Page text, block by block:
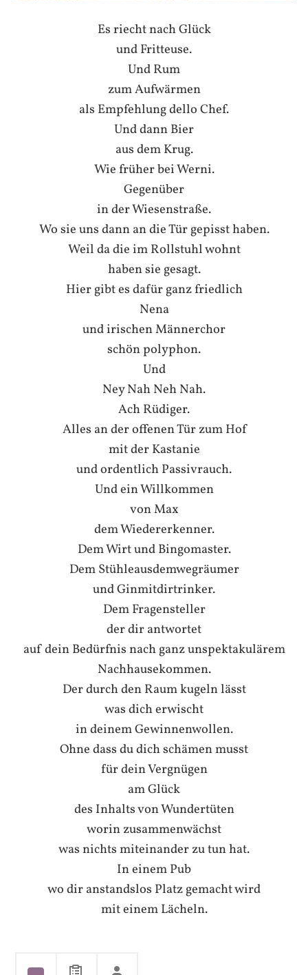
Es riecht nach Glück
und Fritteuse.
Und Rum
zum Aufwärmen
als Empfehlung dello Chef.
Und dann Bier
aus dem Krug.
Wie früher bei Werni.
Gegenüber
in der Wiesenstraße.
Wo sie uns dann an die Tür gepisst haben.
Weil da die im Rollstuhl wohnt
haben sie gesagt.
Hier gibt es dafür ganz friedlich
Nena
und irischen Männerchor
schön polyphon.
Und
Ney Nah Neh Nah.
Ach Rüdiger.
Alles an der offenen Tür zum Hof
mit der Kastanie
und ordentlich Passivrauch.
Und ein Willkommen
von Max
dem Wiedererkenner.
Dem Wirt und Bingomaster.
Dem Stühleausdemwegräumer
und Ginmitdirtrinker.
Dem Fragensteller
der dir antwortet
auf dein Bedürfnis nach ganz unspektakulärem
Nachhausekommen.
Der durch den Raum kugeln lässt
was dich erwischt
in deinem Gewinnenwollen.
Ohne dass du dich schämen musst
für dein Vergnügen
am Glück
des Inhalts von Wundertüten
worin zusammenwächst
was nichts miteinander zu tun hat.
In einem Pub
wo dir anstandslos Platz gemacht wird
mit einem Lächeln.